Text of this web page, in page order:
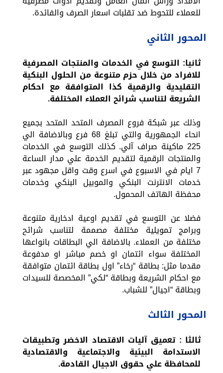
للعملاء للتحوط ضد تقلبات اسعار الصرف والفائدة.
المحور الثاني
ثانيا: التوسع في الخدمات والمنتجات المصرفية
للافراد من خلال حزم متنوعة من الحلول البنكية
التقليدية والرقمية كذا المتوافقة مع احكام
الشريعة لتناسب شرائح العملاء المختلفة.
وذلك عبر شبكة فروع المصرف المتحد المتحد بجميع
انحاء الجمهورية والتي تبلغ 68 فرع وبالاضافة الي
225 ماكينة صراف آلي. كذلك التوسع في الخدمات
والمنتجات الرقمية لتقديم الخدمة علي مدار الساعة
7 ايام في الاسبوع في اسرع وقت واقل مجهود عبر
خدمات الانترنت البنكي والموبيل البنكي وخدمات
محفظة الهاتف المحمول.
فضلا عن التوسع في تقديم اوعية ادخارية متنوعة
وبرامج تمويلية مختلفة مصممة لتناسب شرائح
مختلفة من العملاء. بالاضافة الي البطاقات بانواعها
المختلفة سواء ائتمان او خصم مباشر او مدفوعة
مقدما مثل: بطاقة “رخاء” اول بطاقة ائتمان متوافقة
مع احكام الشريعة وبطاقة “لكي” المخصصة للسيدات
وبطاقة “اجيال” للشباب.
المحور الثالث
ثالثا :تعميق آليات الاقتصاد الاخضر وتطبيقات
الاستدامة البيئية والاجتماعية والاقتصادية
للمحافظة علي حقوق الاجيال القادمة.